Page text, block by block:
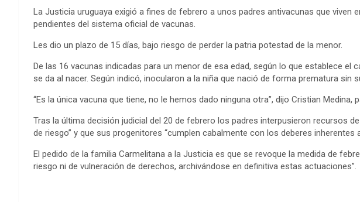
La Justicia uruguaya exigió a fines de febrero a unos padres antivacunas que
pendientes del sistema oficial de vacunas.
Les dio un plazo de 15 días, bajo riesgo de perder la patria potestad de la menor.
De las 16 vacunas indicadas para un menor de esa edad, según lo que establece
se da al nacer. Según indicó, inocularon a la niña que nació de forma prematura sin
“Es la única vacuna que tiene, no le hemos dado ninguna otra”, dijo Cristian Medina,
Tras la última decisión judicial del 20 de febrero los padres interpusieron recursos
de riesgo” y que sus progenitores “cumplen cabalmente con los deberes inherentes
El pedido de la familia Carmelitana a la Justicia es que se revoque la medida de
riesgo ni de vulneración de derechos, archivándose en definitiva estas actuaciones”.